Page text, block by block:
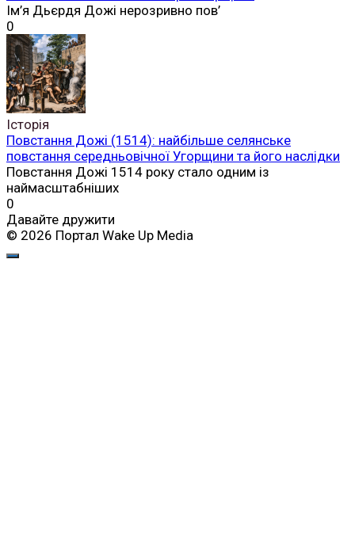
Ім’я Дьєрдя Дожі нерозривно пов’
0
Історія
Повстання Дожі (1514): найбільше селянське
повстання середньовічної Угорщини та його наслідки
Повстання Дожі 1514 року стало одним із
наймасштабніших
0
Давайте дружити
© 2026 Портал Wake Up Media